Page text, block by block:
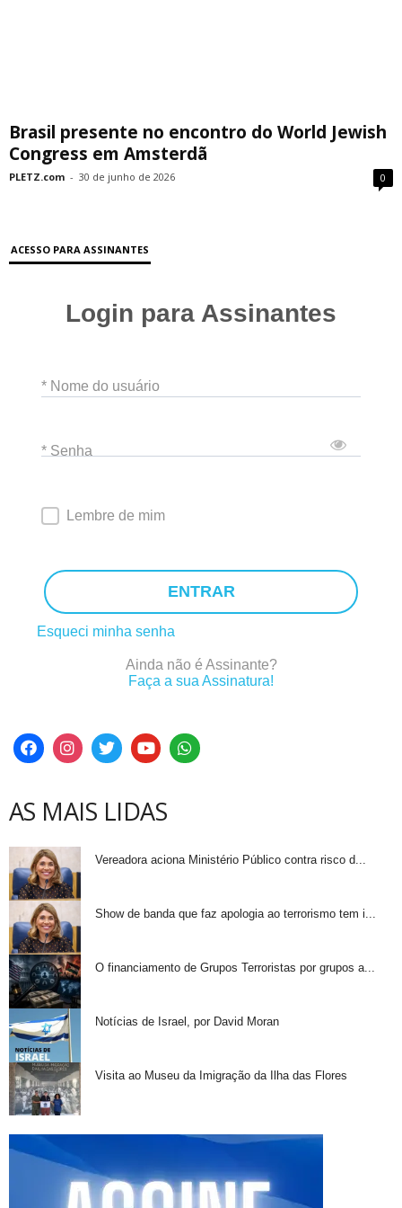
Brasil presente no encontro do World Jewish
Congress em Amsterdã
PLETZ.com - 30 de junho de 2026 0
ACESSO PARA ASSINANTES
Login para Assinantes
* Nome do usuário
* Senha
Lembre de mim
ENTRAR
Esqueci minha senha
Ainda não é Assinante?
Faça a sua Assinatura!
AS MAIS LIDAS
Vereadora aciona Ministério Público contra risco d...
Show de banda que faz apologia ao terrorismo tem i...
O financiamento de Grupos Terroristas por grupos a...
Notícias de Israel, por David Moran
Visita ao Museu da Imigração da Ilha das Flores